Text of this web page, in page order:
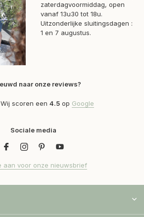
zaterdagvoormiddag, open
vanaf 13u30 tot 18u.
Uitzonderlijke sluitingsdagen :
1 en 7 augustus.
naar onze reviews?
Wij scoren een 4.5 op Google
Sociale media
aan voor onze nieuwsbrief